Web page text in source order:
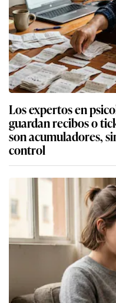
Los expertos en
guardan recibos o
son acumuladores,
control